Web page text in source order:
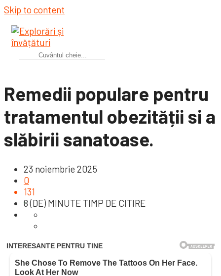
Skip to content
Remedii populare pentru
tratamentul obezității si a
slăbirii sanatoase.
23 noiembrie 2025
0
131
8 (DE) MINUTE TIMP DE CITIRE